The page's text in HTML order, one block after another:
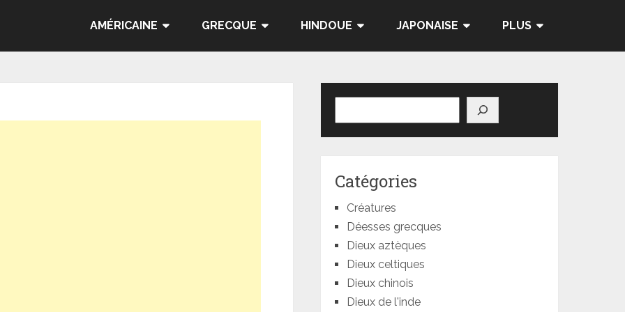
AMÉRICAINE GRECQUE HINDOUE JAPONAISE PLUS
Catégories
Créatures
Déesses grecques
Dieux aztèques
Dieux celtiques
Dieux chinois
Dieux de l'inde